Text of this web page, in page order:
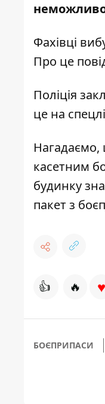
неможливо
Фахівці
Про це
Поліція
це на
касетним
будинку
пакет з
👍 🔥 ♥
БОЄПРИПАСИ